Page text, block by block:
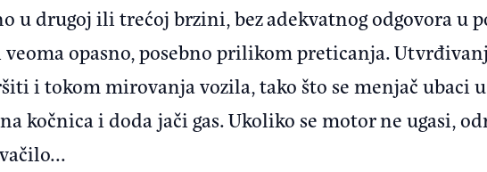
u drugoj ili trećoj brzini, bez adekvatnog odgovora u
opasno, posebno prilikom preticanja.
i tokom mirovanja vozila, tako što se menjač ubaci
kočnica i doda jači gas. Ukoliko se motor ne ugasi,